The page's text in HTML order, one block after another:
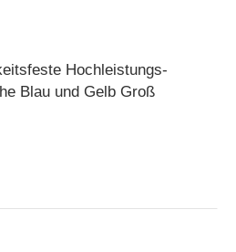
Hochleistungs-
Blau und Gelb Groß